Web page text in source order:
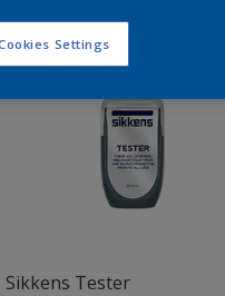
Sikkens Tester
Settings